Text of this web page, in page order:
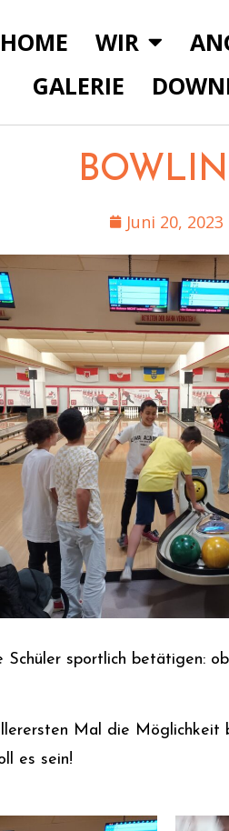
HOME WIR
GALERIE
Juni 20, 2023
Schüler sportlich betätigen:
Mal die Möglichkeit
es sein!